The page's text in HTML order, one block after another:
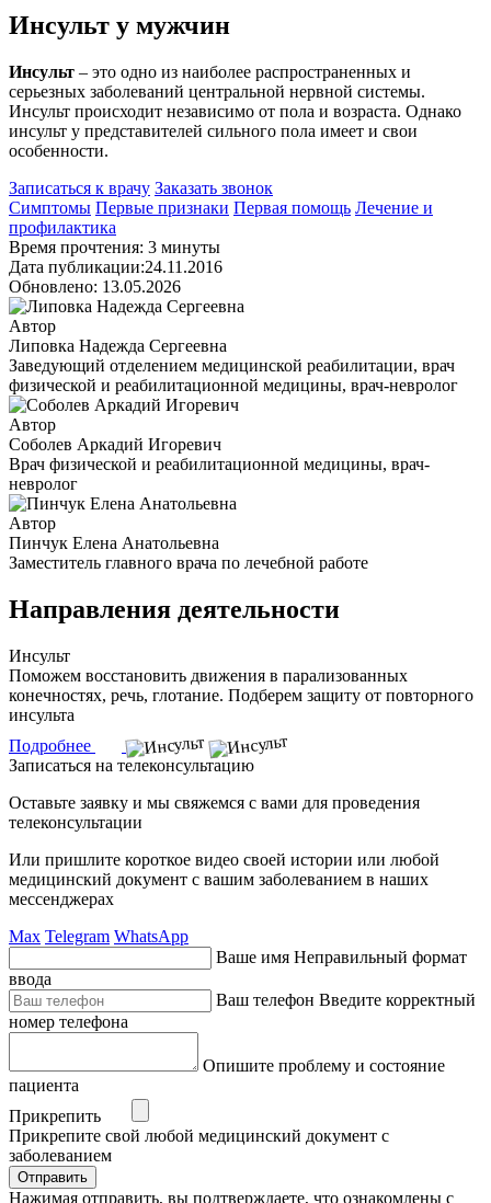
Инсульт у мужчин
Инсульт – это одно из наиболее распространенных и
серьезных заболеваний центральной нервной системы.
Инсульт происходит независимо от пола и возраста. Однако
инсульт у представителей сильного пола имеет и свои
особенности.
Записаться к врачу Заказать звонок
Симптомы Первые признаки Первая помощь Лечение и
профилактика
Время прочтения: 3 минуты
Дата публикации:24.11.2016
Обновлено: 13.05.2026
Автор
Липовка Надежда Сергеевна
Заведующий отделением медицинской реабилитации, врач
физической и реабилитационной медицины, врач-невролог
Автор
Соболев Аркадий Игоревич
Врач физической и реабилитационной медицины, врач-
невролог
Автор
Пинчук Елена Анатольевна
Заместитель главного врача по лечебной работе
Направления деятельности
Инсульт
Поможем восстановить движения в парализованных
конечностях, речь, глотание. Подберем защиту от повторного
инсульта
Подробнее
Записаться на телеконсультацию
Оставьте заявку и мы свяжемся с вами для проведения
телеконсультации
Или пришлите короткое видео своей истории или любой
медицинский документ с вашим заболеванием в наших
мессенджерах
Max Telegram WhatsApp
Ваше имя Неправильный формат
ввода
Ваш телефон Введите корректный
номер телефона
Опишите проблему и состояние
пациента
Прикрепить
Прикрепите свой любой медицинский документ с
заболеванием
Отправить
Нажимая отправить, вы подтверждаете, что ознакомлены с